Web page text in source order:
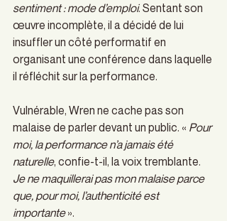
sentiment : mode d’emploi. Sentant son
œuvre incomplète, il a décidé de lui
insuffler un côté performatif en
organisant une conférence dans laquelle
il réfléchit sur la performance.
Vulnérable, Wren ne cache pas son
malaise de parler devant un public. « Pour
moi, la performance n’a jamais été
naturelle, confie-t-il, la voix tremblante.
Je ne maquillerai pas mon malaise parce
que, pour moi, l’authenticité est
importante ».